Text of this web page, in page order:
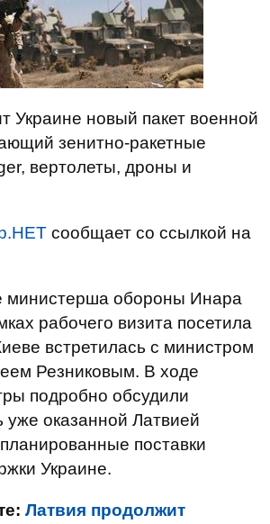
Украине новый пакет военной
зенитно-ракетные
вертолеты, дроны и
сообщает со ссылкой на
министерша обороны Инара
рабочего визита посетила
встретилась с министром
Резниковым. В ходе
подробно обсудили
оказанной Латвией
поставки
Украине.
Латвия продолжит